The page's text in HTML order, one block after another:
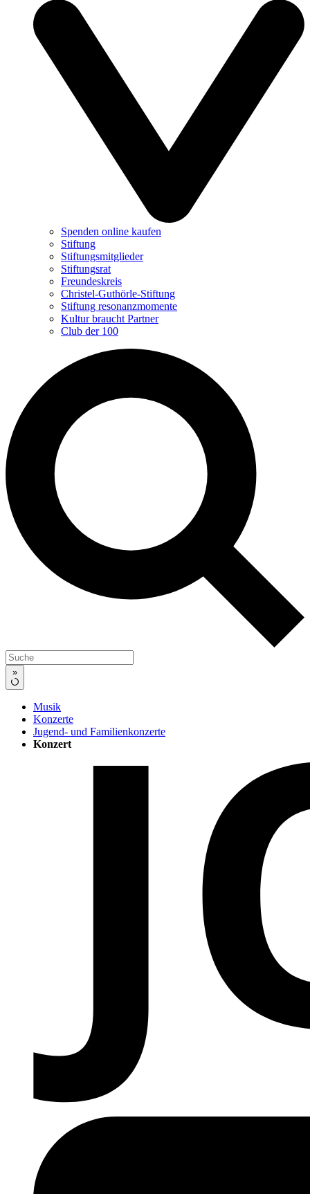
Spenden online kaufen
Stiftung
Stiftungsmitglieder
Stiftungsrat
Freundeskreis
Christel-Guthörle-Stiftung
Stiftung resonanzmomente
Kultur braucht Partner
Club der 100
»
Musik
Konzerte
Jugend- und Familienkonzerte
Konzert